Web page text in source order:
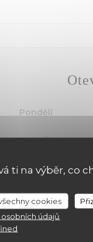
ti na výběr, co
cookies
údajů
Pondělí
Ute-Čt
Pátek
Sobota